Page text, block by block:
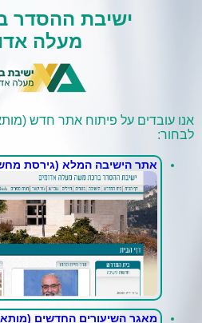
ישיבת ההסדר
מעלה
אנו עובדים על פיתוח אתר חדש
לבחור:
אתר הישיבה המלא (גירסת
מאגר השיעורים החדשים